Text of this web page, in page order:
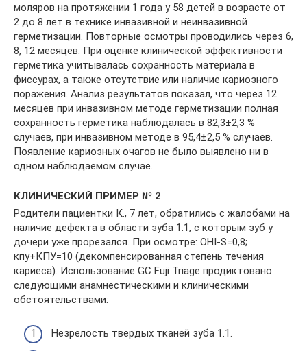
моляров на протяжении 1 года у 58 детей в возрасте от
2 до 8 лет в технике инвазивной и неинвазивной
герметизации. Повторные осмотры проводились через 6,
8, 12 месяцев. При оценке клинической эффективности
герметика учитывалась сохранность материала в
фиссурах, а также отсутствие или наличие кариозного
поражения. Анализ результатов показал, что через 12
месяцев при инвазивном методе герметизации полная
сохранность герметика наблюдалась в 82,3±2,3 %
случаев, при инвазивном методе в 95,4±2,5 % случаев.
Появление кариозных очагов не было выявлено ни в
одном наблюдаемом случае.
КЛИНИЧЕСКИЙ ПРИМЕР № 2
Родители пациентки К., 7 лет, обратились с жалобами на
наличие дефекта в области зуба 1.1, с которым зуб у
дочери уже прорезался. При осмотре: OHI-S=0,8;
кпу+КПУ=10 (декомпенсированная степень течения
кариеса). Использование GC Fuji Triage продиктовано
следующими анамнестическими и клиническими
обстоятельствами:
Незрелость твердых тканей зуба 1.1.